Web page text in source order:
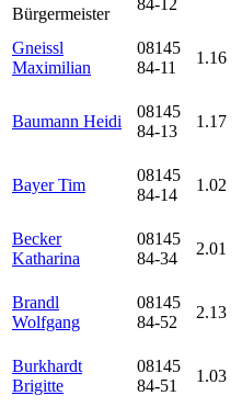
Bürgermeister
84-12
Gneissl
Maximilian
08145
84-11
1.16
Baumann Heidi
08145
84-13
1.17
Bayer Tim
08145
84-14
1.02
Becker
Katharina
08145
84-34
2.01
Brandl
Wolfgang
08145
84-52
2.13
Burkhardt
Brigitte
08145
84-51
1.03